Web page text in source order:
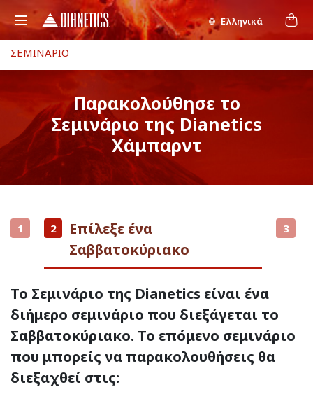
Ελληνικά
ΣΕΜΙΝΑΡΙΟ
Παρακολούθησε το
Σεμινάριο της Dianetics
Χάμπαρντ
1 2
Επίλεξε ένα
Σαββατοκύριακο
3
Το Σεμινάριο της Dianetics είναι ένα
διήμερο σεμινάριο που διεξάγεται το
Σαββατοκύριακο. Το επόμενο σεμινάριο
που μπορείς να παρακολουθήσεις θα
διεξαχθεί στις: